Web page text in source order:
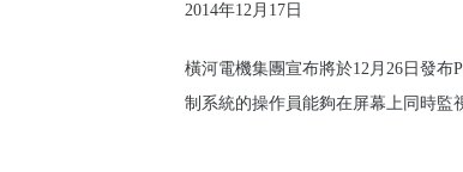
2014年12月17日
橫河電機集團宣布將於12月26日發布
制系統的操作員能夠在屏幕上同時監